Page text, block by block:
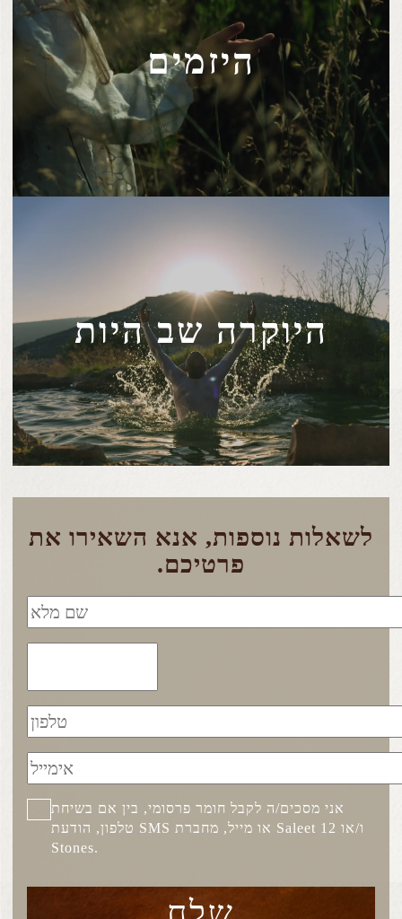
היזמים
היוקרה שב היות
לשאלות נוספות, אנא השאירו את
פרטיכם.
אני מסכים/ה לקבל חומר פרסומי, בין אם בשיחת
טלפון, הודעת SMS או מייל, מחברת Saleet ו/או 12
Stones.